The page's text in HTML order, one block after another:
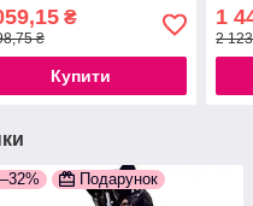
₴
₴
Купити
1
2
–32% Подарунок